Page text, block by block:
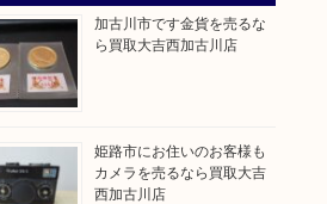
加古川市です金貨を売るな
ら買取大吉西加古川店
姫路市にお住いのお客様も
カメラを売るなら買取大吉
西加古川店